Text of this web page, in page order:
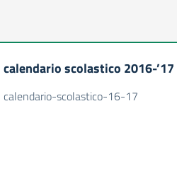
calendario scolastico 2016-’17
calendario-scolastico-16-17